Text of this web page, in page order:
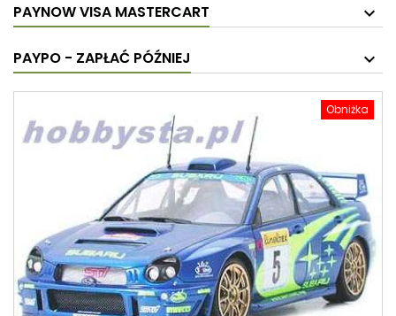
PAYNOW VISA MASTERCART
PAYPO - ZAPŁAĆ PÓŹNIEJ
Obniżka